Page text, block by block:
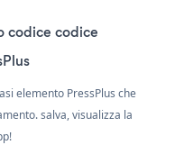
codice codice
elemento PressPlus che
salva, visualizza la